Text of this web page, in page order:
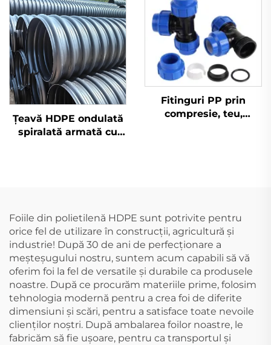
Țeavă HDPE ondulată
spiralată armată cu
Fitinguri PP prin
compresie, teu,
Foiile din polietilenă HDPE sunt potrivite pentru
orice fel de utilizare în construcții, agricultură și
industrie! După 30 de ani de perfecționare a
meșteșugului nostru, suntem acum capabili să vă
oferim foi la fel de versatilе și durabile ca produsele
noastre. După ce procurăm materiile prime, folosim
tehnologia modernă pentru a crea foi de diferite
dimensiuni și scări, pentru a satisface toate nevoile
clienților noștri. După ambalarea foilor noastre, le
fabricăm să fie ușoare, pentru ca transportul și